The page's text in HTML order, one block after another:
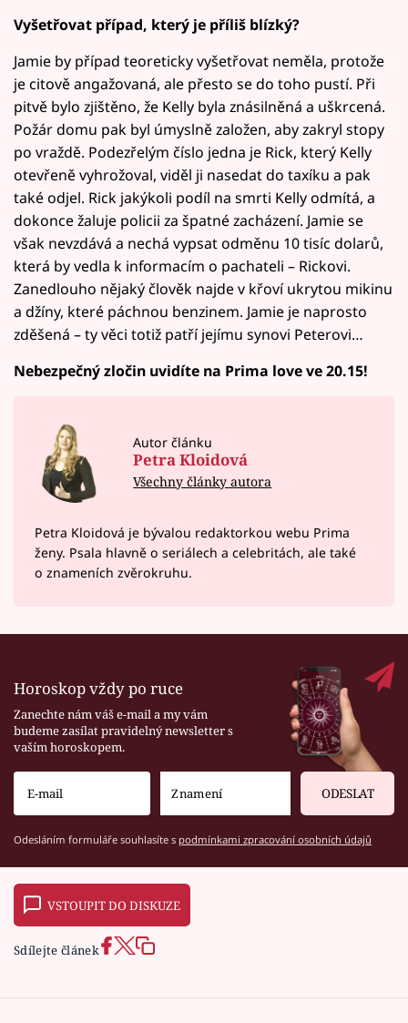
Vyšetřovat případ, který je příliš blízký?
Jamie by případ teoreticky vyšetřovat neměla, protože
je citově angažovaná, ale přesto se do toho pustí. Při
pitvě bylo zjištěno, že Kelly byla znásilněná a uškrcená.
Požár domu pak byl úmyslně založen, aby zakryl stopy
po vraždě. Podezřelým číslo jedna je Rick, který Kelly
otevřeně vyhrožoval, viděl ji nasedat do taxíku a pak
také odjel. Rick jakýkoli podíl na smrti Kelly odmítá, a
dokonce žaluje policii za špatné zacházení. Jamie se
však nevzdává a nechá vypsat odměnu 10 tisíc dolarů,
která by vedla k informacím o pachateli – Rickovi.
Zanedlouho nějaký člověk najde v křoví ukrytou mikinu
a džíny, které páchnou benzinem. Jamie je naprosto
zděšená – ty věci totiž patří jejímu synovi Peterovi…
Nebezpečný zločin uvidíte na Prima love ve 20.15!
Autor článku
Petra Kloidová
Všechny články autora
Petra Kloidová je bývalou redaktorkou webu Prima
ženy. Psala hlavně o seriálech a celebritách, ale také
o znameních zvěrokruhu.
Horoskop vždy po ruce
Zanechte nám váš e-mail a my vám
budeme zasílat pravidelný newsletter s
vaším horoskopem.
ODESLAT
Odesláním formuláře souhlasíte s podmínkami zpracování osobních údajů
VSTOUPIT DO DISKUZE
Sdílejte článek